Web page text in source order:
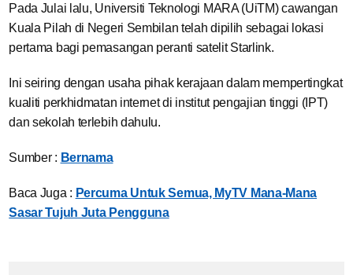
Pada Julai lalu, Universiti Teknologi MARA (UiTM) cawangan
Kuala Pilah di Negeri Sembilan telah dipilih sebagai lokasi
pertama bagi pemasangan peranti satelit Starlink.
Ini seiring dengan usaha pihak kerajaan dalam mempertingkat
kualiti perkhidmatan internet di institut pengajian tinggi (IPT)
dan sekolah terlebih dahulu.
Sumber : Bernama
Baca Juga : Percuma Untuk Semua, MyTV Mana-Mana
Sasar Tujuh Juta Pengguna